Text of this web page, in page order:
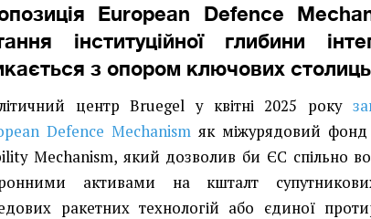
European Defence
інституційної глибини
з опором ключових столиць
центр Bruegel у квітні 2025 року
Defence Mechanismяк міжурядовий фонд
Mechanism, який дозволив би ЄС спільно
активами на кшталт
ракетних технологій або єдиної